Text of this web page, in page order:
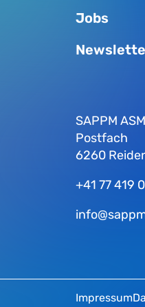
Jobs
SAPPM
Postfach
6260
+41 77 419
Impressum